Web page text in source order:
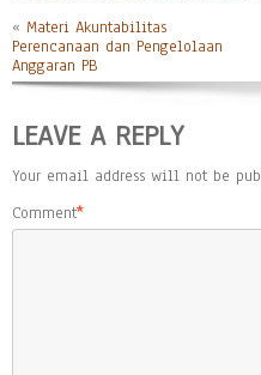
« Materi Akuntabilitas
Perencanaan dan Pengelolaan
Anggaran PB
LEAVE A REPLY
Your email address will not be
Comment*